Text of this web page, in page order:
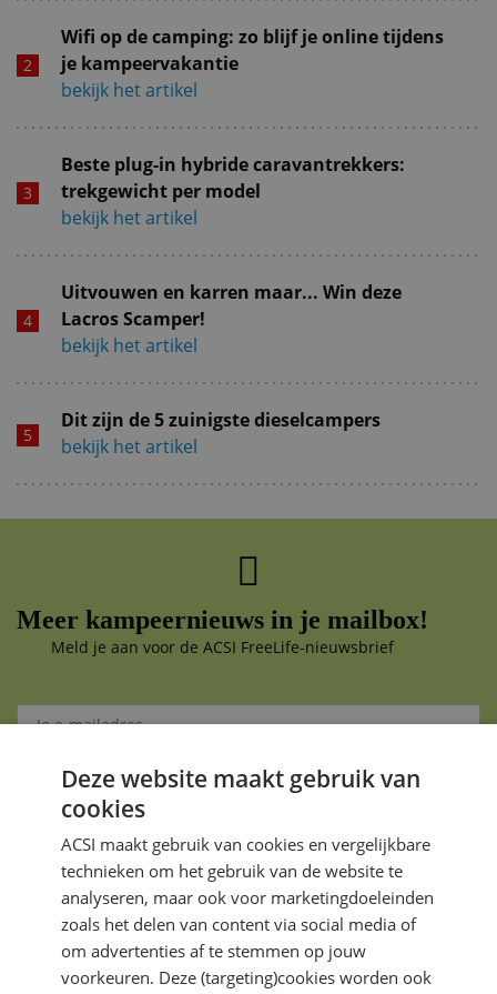
Wifi op de camping: zo blijf je online tijdens
je kampeervakantie
bekijk het artikel
Beste plug-in hybride caravantrekkers:
trekgewicht per model
bekijk het artikel
Uitvouwen en karren maar... Win deze
Lacros Scamper!
bekijk het artikel
Dit zijn de 5 zuinigste dieselcampers
bekijk het artikel
Meer kampeernieuws in je mailbox!
Meld je aan voor de ACSI FreeLife-nieuwsbrief
Aanmelden
Je gegevens zijn veilig en worden niet gedeeld met anderen
Deze website maakt gebruik van
cookies
ACSI maakt gebruik van cookies en vergelijkbare
technieken om het gebruik van de website te
analyseren, maar ook voor marketingdoeleinden
zoals het delen van content via social media of
om advertenties af te stemmen op jouw
voorkeuren. Deze (targeting)cookies worden ook